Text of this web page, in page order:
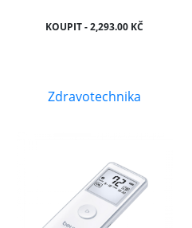
KOUPIT - 2,293.00 KČ
Zdravotechnika